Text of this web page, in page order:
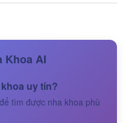
Khoa AI
uy tín?
tìm được nha khoa phù